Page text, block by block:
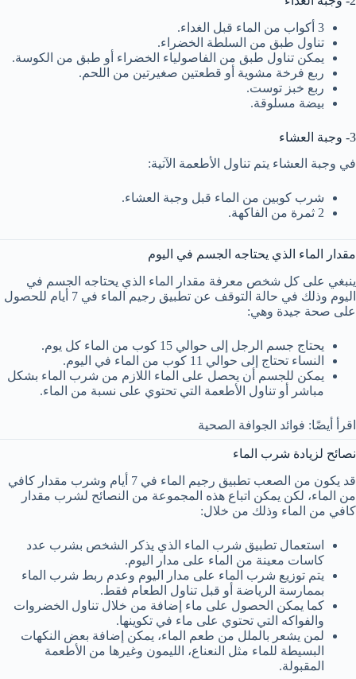
3 أكواب من الماء قبل الغداء.
تناول طبق من السلطة الخضراء.
يمكن تناول طبق من الفاصولياء الخضراء أو طبق من الكوسة.
ربع فرخة مشوية أو قطعتين صغيرتين من اللحم.
ربع خبز توست.
بيضة مسلوقة.
3- وجبة العشاء
في وجبة العشاء يتم تناول الأطعمة الآتية:
شرب كوبين من الماء قبل وجبة العشاء.
2 ثمرة من الفاكهة.
مقدار الماء الذي يحتاجه الجسم في اليوم
ينبغي على كل شخص معرفة مقدار الماء الذي يحتاجه الجسم في
اليوم وذلك في حالة التوقف عن تطبيق رجيم الماء في 7 أيام للحصول
على صحة جيدة وهي:
يحتاج جسم الرجل إلى حوالي 15 كوب من الماء كل يوم.
النساء تحتاج إلى حوالي 11 كوب من الماء في اليوم.
يمكن للجسم أن يحصل على الماء اللازم من شرب الماء بشكل
مباشر أو تناول الأطعمة التي تحتوي على نسبة من الماء.
اقرأ أيضًا: فوائد الجوافة الصحية
نصائح لزيادة شرب الماء
قد يكون من الصعب تطبيق رجيم الماء في 7 أيام وشرب مقدار كافي
من الماء، لكن يمكن اتباع هذه المجموعة من النصائح لشرب مقدار
كافي من الماء وذلك من خلال:
استعمال تطبيق شرب الماء الذي يذكر الشخص بشرب عدد
كاسات معينة من الماء على مدار اليوم.
يتم توزيع شرب الماء على مدار اليوم وعدم ربط شرب الماء
بممارسة الرياضة أو قبل تناول الطعام فقط.
كما يمكن الحصول على ماء إضافة من خلال تناول الخضروات
والفواكه التي تحتوي على ماء في تكوينها.
لمن يشعر بالملل من طعم الماء، يمكن إضافة بعض النكهات
البسيطة للماء مثل النعناع، الليمون وغيرها من الأطعمة
المقبولة.